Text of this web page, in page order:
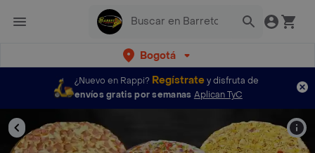
Bogotá
¿Nuevo en Rappi? Regístratey disfruta de
envíos gratis por semanas Aplican TyC